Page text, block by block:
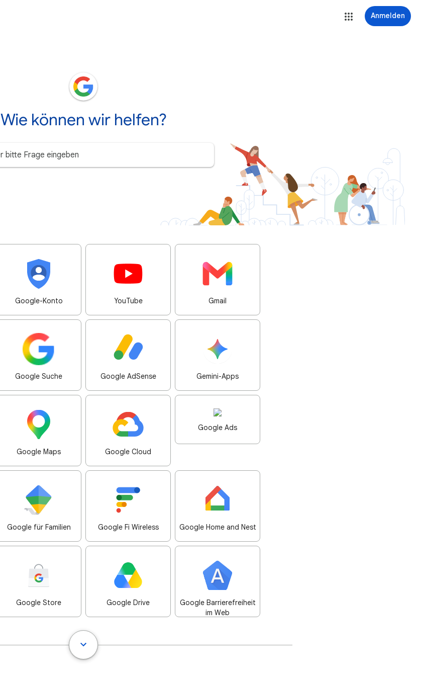
Anmelden
Wie können wir helfen?
Google-Konto YouTube Gmail
Google Suche Google AdSense Gemini-Apps
Google Maps Google Cloud
Google Ads
Google für Familien Google Fi Wireless Google Home and Nest
Google Store Google Drive
Google Barrierefreiheit
im Web